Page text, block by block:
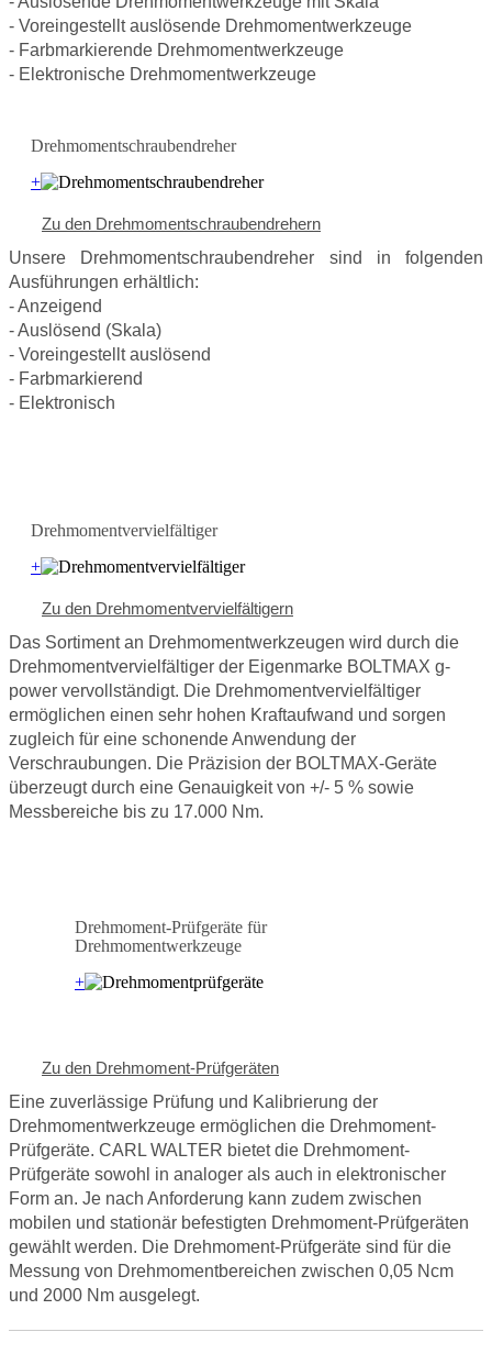
- Voreingestellt auslösende Drehmomentwerkzeuge
- Farbmarkierende Drehmomentwerkzeuge
- Elektronische Drehmomentwerkzeuge
Drehmomentschraubendreher
+
Zu den Drehmomentschraubendrehern
Unsere Drehmomentschraubendreher sind in folgenden
Ausführungen erhältlich:
- Anzeigend
- Auslösend (Skala)
- Voreingestellt auslösend
- Farbmarkierend
- Elektronisch
Drehmomentvervielfältiger
+
Zu den Drehmomentvervielfältigern
Das Sortiment an Drehmomentwerkzeugen wird durch die
Drehmomentvervielfältiger der Eigenmarke BOLTMAX g-
power vervollständigt. Die Drehmomentvervielfältiger
ermöglichen einen sehr hohen Kraftaufwand und sorgen
zugleich für eine schonende Anwendung der
Verschraubungen. Die Präzision der BOLTMAX-Geräte
überzeugt durch eine Genauigkeit von +/- 5 % sowie
Messbereiche bis zu 17.000 Nm.
Drehmoment-Prüfgeräte für
Drehmomentwerkzeuge
+
Zu den Drehmoment-Prüfgeräten
Eine zuverlässige Prüfung und Kalibrierung der
Drehmomentwerkzeuge ermöglichen die Drehmoment-
Prüfgeräte. CARL WALTER bietet die Drehmoment-
Prüfgeräte sowohl in analoger als auch in elektronischer
Form an. Je nach Anforderung kann zudem zwischen
mobilen und stationär befestigten Drehmoment-Prüfgeräten
gewählt werden. Die Drehmoment-Prüfgeräte sind für die
Messung von Drehmomentbereichen zwischen 0,05 Ncm
und 2000 Nm ausgelegt.